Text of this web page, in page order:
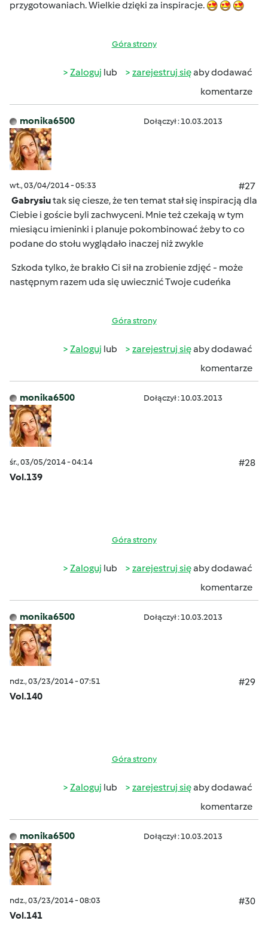
przygotowaniach. Wielkie dzięki za inspiracje.
Góra strony
Zaloguj lub zarejestruj sięaby dodawać
komentarze
monika6500 Dołączył : 10.03.2013
wt., 03/04/2014 - 05:33
#27
Gabrysiutak się ciesze, że ten temat stał się inspiracją dla
Ciebie i goście byli zachwyceni. Mnie też czekają w tym
miesiącu imieninki i planuje pokombinować żeby to co
podane do stołu wyglądało inaczej niż zwykle
Szkoda tylko, że brakło Ci sił na zrobienie zdjęć - może
następnym razem uda się uwiecznić Twoje cudeńka
Góra strony
Zaloguj lub zarejestruj sięaby dodawać
komentarze
monika6500 Dołączył : 10.03.2013
śr., 03/05/2014 - 04:14
#28
Vol.139
Góra strony
Zaloguj lub zarejestruj sięaby dodawać
komentarze
monika6500 Dołączył : 10.03.2013
ndz., 03/23/2014 - 07:51
#29
Vol.140
Góra strony
Zaloguj lub zarejestruj sięaby dodawać
komentarze
monika6500 Dołączył : 10.03.2013
ndz., 03/23/2014 - 08:03
#30
Vol.141